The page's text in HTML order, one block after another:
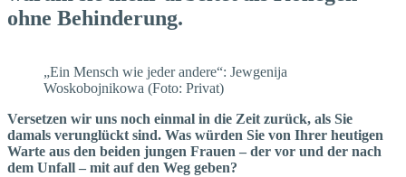
ohne Behinderung.
„Ein Mensch wie jeder andere“: Jewgenija
Woskobojnikowa (Foto: Privat)
Versetzen wir uns noch einmal in die Zeit zurück, als Sie
damals verunglückt sind. Was würden Sie von Ihrer heutigen
Warte aus den beiden jungen Frauen – der vor und der nach
dem Unfall – mit auf den Weg geben?